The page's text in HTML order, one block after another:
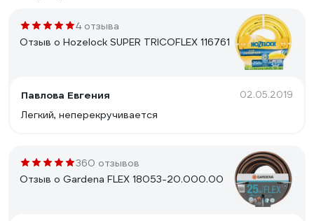
4 отзыва
Отзыв о Hozelock SUPER TRICOFLEX 116761
Павлова Евгения 02.05.2019
Легкий, неперекручивается
360 отзывов
Отзыв о Gardena FLEX 18053-20.000.00